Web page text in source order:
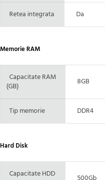
Retea integrata Da
Memorie RAM
Capacitate RAM
(GB)
8GB
Tip memorie DDR4
Hard Disk
Capacitate HDD